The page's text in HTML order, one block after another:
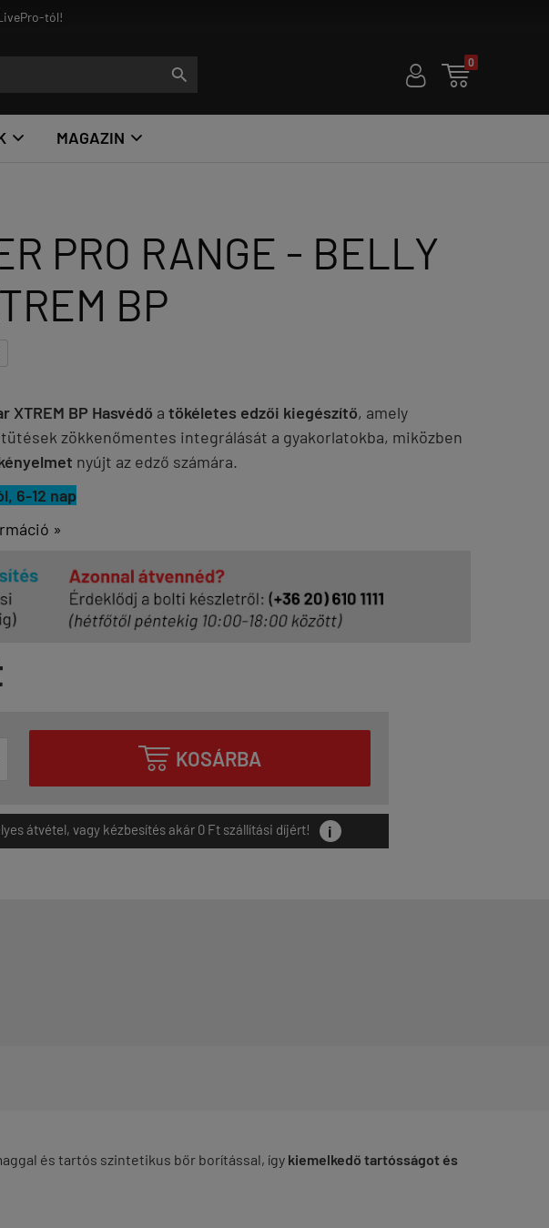
S U 
0
 MAGAZIN 
PRO RANGE - BELLY
BP
XTREM BP Hasvédő a tökéletes edzői kiegészítő, amely
zökkenőmentes integrálását a gyakorlatokba, miközben
nyújt az edző számára.
6-12 nap
»
 KOSÁRBA
átvétel, vagy kézbesítés akár 0 Ft szállítási díjért! i
és tartós szintetikus bőr borítással, így kiemelkedő tartósságot és